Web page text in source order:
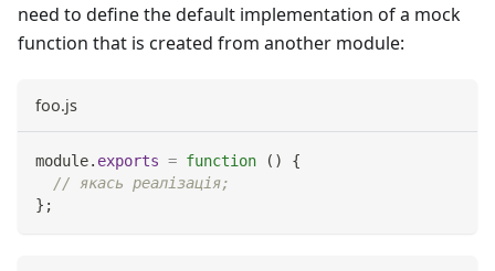
need to define the default implementation of a mock
function that is created from another module:
foo.js
module. exports = function ( )
{
// якась реалізація;
} ;